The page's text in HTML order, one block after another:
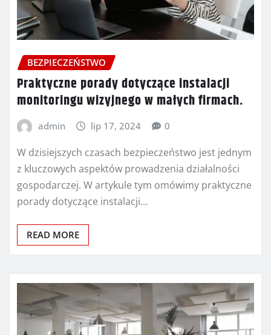
BEZPIECZEŃSTWO
Praktyczne porady dotyczące instalacji
monitoringu wizyjnego w małych firmach.
admin lip 17, 2024 0
W dzisiejszych czasach bezpieczeństwo jest jednym
z kluczowych aspektów prowadzenia działalności
gospodarczej. W artykule tym omówimy praktyczne
porady dotyczące instalacji…
READ MORE